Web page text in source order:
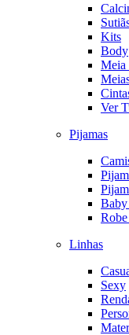
Kits
Body
Meia
Ver
Pijamas
Linhas
Sexy